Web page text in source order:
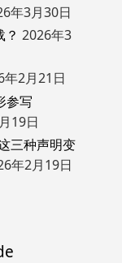
年3月30日
2026年3
年2月21日
参写
19日
三种声明变
年2月19日